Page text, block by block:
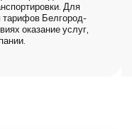
Для
тарифов Белгород-
оказание услуг,